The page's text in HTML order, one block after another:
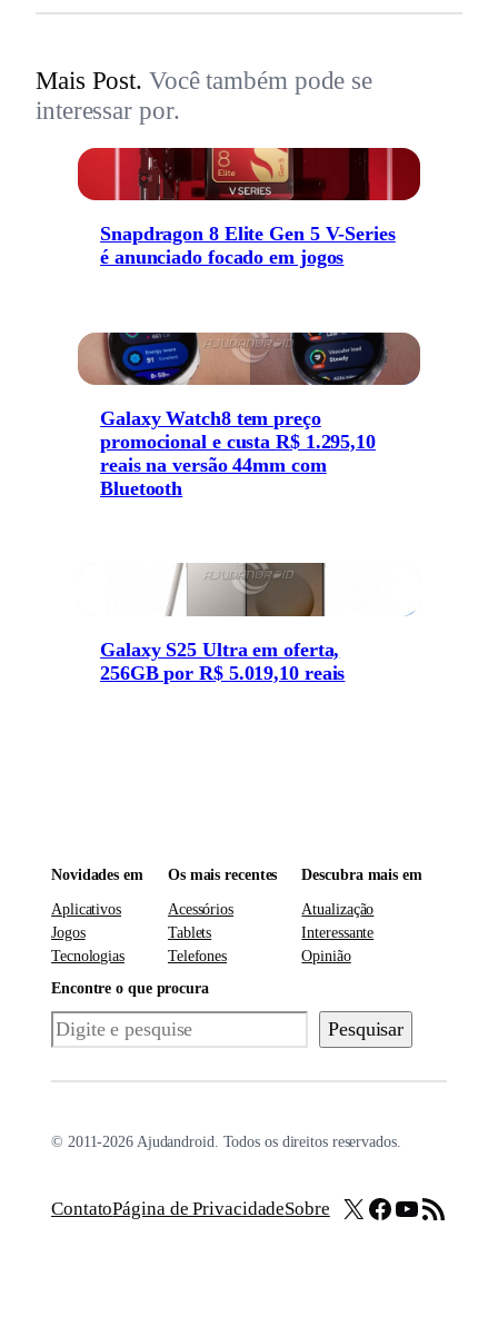
Mais Post. Você também pode se
interessar por.
Snapdragon 8 Elite Gen 5 V-Series
é anunciado focado em jogos
Galaxy Watch8 tem preço
promocional e custa R$ 1.295,10
reais na versão 44mm com
Bluetooth
Galaxy S25 Ultra em oferta,
256GB por R$ 5.019,10 reais
Novidades em
Aplicativos
Jogos
Tecnologias
Os mais recentes
Acessórios
Tablets
Telefones
Descubra mais em
Atualização
Interessante
Opinião
Encontre o que procura
Pesquisar Pesquisar
© 2011-2026 Ajudandroid. Todos os direitos reservados.
ContatoPágina de PrivacidadeSobre X Facebook
Youtube
Feed RSS